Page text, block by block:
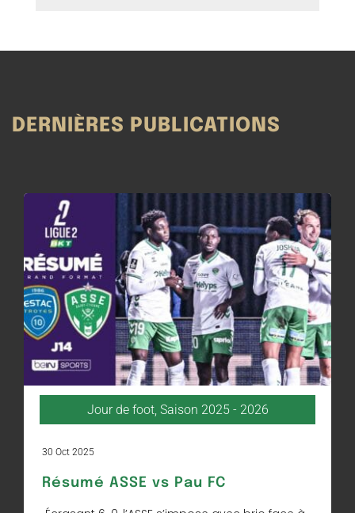
DERNIÈRES PUBLICATIONS
Jour de foot, Saison 2025 - 2026
30 Oct 2025
Résumé ASSE vs Pau FC